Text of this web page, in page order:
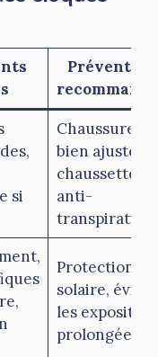
Prévention
si
Chaussures
bien ajustées,
chaussettes
anti-
transpiration
Protection
solaire, éviter
les
prolongées